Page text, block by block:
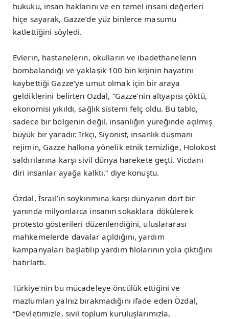
hukuku, insan haklarını ve en temel insani değerleri
hiçe sayarak, Gazze’de yüz binlerce masumu
katlettiğini söyledi.
Evlerin, hastanelerin, okulların ve ibadethanelerin
bombalandığı ve yaklaşık 100 bin kişinin hayatını
kaybettiği Gazze’ye umut olmak için bir araya
geldiklerini belirten Özdal, “Gazze’nin altyapısı çöktü,
ekonomisi yıkıldı, sağlık sistemi felç oldu. Bu tablo,
sadece bir bölgenin değil, insanlığın yüreğinde açılmış
büyük bir yaradır. Irkçı, Siyonist, insanlık düşmanı
rejimin, Gazze halkına yönelik etnik temizliğe, Holokost
saldırılarına karşı sivil dünya harekete geçti. Vicdanı
diri insanlar ayağa kalktı.” diye konuştu.
Özdal, İsrail’in soykırımına karşı dünyanın dört bir
yanında milyonlarca insanın sokaklara dökülerek
protesto gösterileri düzenlendiğini, uluslararası
mahkemelerde davalar açıldığını, yardım
kampanyaları başlatılıp yardım filolarının yola çıktığını
hatırlattı.
Türkiye’nin bu mücadeleye öncülük ettiğini ve
mazlumları yalnız bırakmadığını ifade eden Özdal,
“Devletimizle, sivil toplum kuruluşlarımızla,